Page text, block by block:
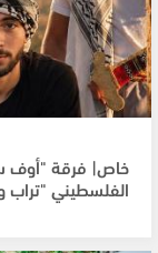
خاص| فرقة "أوف
الفلسطيني "تراب